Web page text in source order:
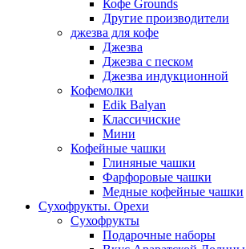
Кофе Grounds
Другие производители
джезва для кофе
Джезва
Джезва с песком
Джезва индукционной
Кофемолки
Edik Balyan
Классичиские
Мини
Кофейные чашки
Глиняные чашки
Фарфоровые чашки
Медные кофейные чашки
Сухофрукты. Орехи
Сухофрукты
Подарочные наборы